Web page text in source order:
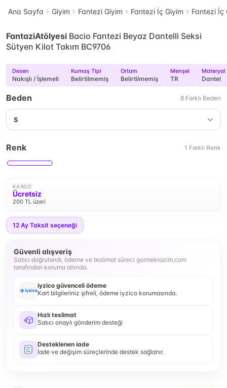
Ana Sayfa Giyim Fantezi Giyim Fantezi İç Giyim Fantezi İç
FantaziAtölyesi Bacio Fantezi Beyaz Dantelli Seksi
Sütyen Kilot Takım BC9706
Desen
Nakışlı / İşlemeli
Kumaş Tipi
Belirtilmemiş
Ortam
Belirtilmemiş
Menşei
TR
Materyal
Dantel
Beden 8 Farklı Beden
S
Renk 1 Farklı Renk
KARGO
Ücretsiz
200 TL üzeri
12 Ay Taksit seçeneği
Güvenli alışveriş
Satıcı doğrulandı, ödeme ve teslimat süreci gormeklazim.com
tarafından koruma altında.
iyzico güvenceli ödeme
Kart bilgileriniz şifreli, ödeme iyzico korumasında.
Hızlı teslimat
Satıcı onaylı gönderim desteği
Desteklenen iade
İade ve değişim süreçlerinde destek sağlanır.